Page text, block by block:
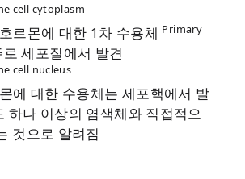
cell cytoplasm
르몬에 대한 1차 수용체 Primary
로 세포질에서 발견
cell nucleus
에 대한 수용체는 세포핵에서 발
하나 이상의 염색체와 직접적으
것으로 알려짐